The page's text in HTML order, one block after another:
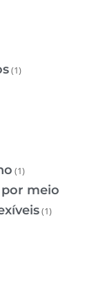
(1)
(1)
meio
(1)